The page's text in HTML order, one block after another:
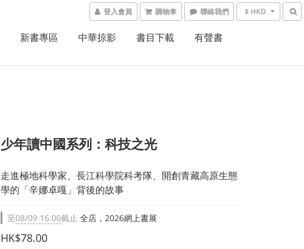
登入會員 購物車 聯絡我們 $ HKD
新書專區 中華掠影 書目下載 有聲書
少年讀中國系列：科技之光
走進極地科學家、長江科學院科考隊、開創青藏高原生態
學的「辛娜卓嘎」背後的故事
至08/09 16:00截止 全店，2026網上書展
HK$78.00